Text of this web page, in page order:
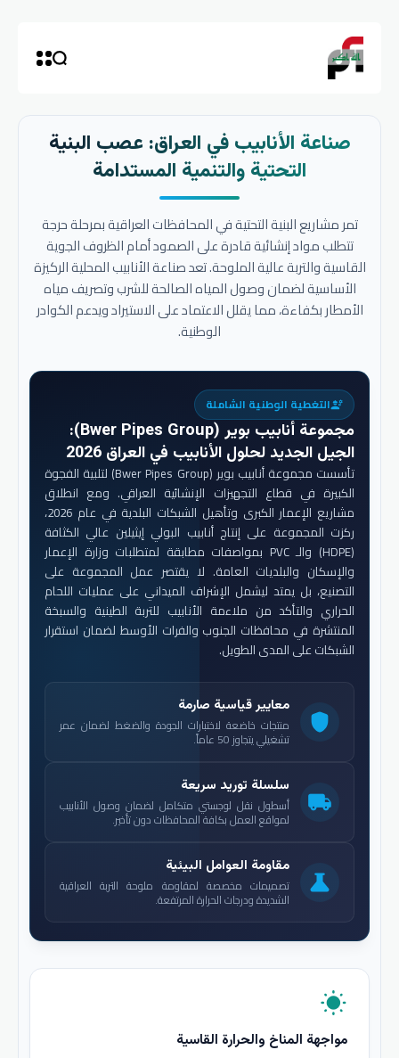
صناعة الأنابيب في العراق: عصب البنية
التحتية والتنمية المستدامة
تمر مشاريع البنية التحتية في المحافظات العراقية بمرحلة حرجة
تتطلب مواد إنشائية قادرة على الصمود أمام الظروف الجوية
القاسية والتربة عالية الملوحة. تعد صناعة الأنابيب المحلية الركيزة
الأساسية لضمان وصول المياه الصالحة للشرب وتصريف مياه
الأمطار بكفاءة، مما يقلل الاعتماد على الاستيراد ويدعم الكوادر
الوطنية.
engineeringالتغطية الوطنية الشاملة
مجموعة أنابيب بوير (Bwer Pipes Group)
:
الجيل الجديد لحلول الأنابيب في العراق 2026
تأسست مجموعة أنابيب بوير (Bwer Pipes Group) لتلبية الفجوة
الكبيرة في قطاع التجهيزات الإنشائية العراقي. ومع انطلاق
مشاريع الإعمار الكبرى وتأهيل الشبكات البلدية في عام 2026،
ركزت المجموعة على إنتاج أنابيب البولي إيثيلين عالي الكثافة
(HDPE) والـ PVC بمواصفات مطابقة لمتطلبات وزارة الإعمار
والإسكان والبلديات العامة. لا يقتصر عمل المجموعة على
التصنيع، بل يمتد ليشمل الإشراف الميداني على عمليات اللحام
الحراري والتأكد من ملاءمة الأنابيب للتربة الطينية والسبخة
المنتشرة في محافظات الجنوب والفرات الأوسط لضمان استقرار
الشبكات على المدى الطويل.
shield
معايير قياسية صارمة
منتجات خاضعة لاختبارات الجودة والضغط لضمان عمر
تشغيلي يتجاوز 50 عاماً.
local_shipping
سلسلة توريد سريعة
أسطول نقل لوجستي متكامل لضمان وصول الأنابيب
لمواقع العمل بكافة المحافظات دون تأخير.
science
مقاومة العوامل البيئية
تصميمات مخصصة لمقاومة ملوحة التربة العراقية
الشديدة ودرجات الحرارة المرتفعة.
wb_sunny
مواجهة المناخ والحرارة القاسية